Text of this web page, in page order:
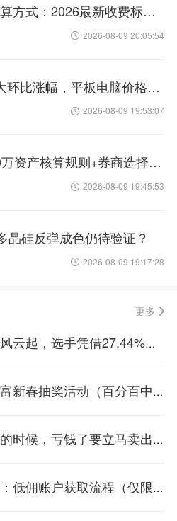
股票交易手续费全新计算方式：2026最新收费标准+佣金避坑详解
2026-08-09 20:05:54
7月猪肉价格创年内最大环比涨幅，平板电脑价格环比上涨11.3%，专家：电子产品价格还有上涨空间
2026-08-09 19:53:07
新手两融开户入门：50万资产核算规则+券商选择+常见问题汇总
2026-08-09 19:45:53
晶硅反弹成色仍待验证？
2026-08-09 19:17:28
更多
【股票开户】模拟大赛风云起，选手凭借27.44%周收益率遥遥领先
【股票入门】官方：叩富新春抽奖活动（百分百中奖）
【证券分析】基金定投的时候，亏钱了要立马卖出吗？
【股票开户】官方认证：低佣账户获取流程（仅限50个名额）